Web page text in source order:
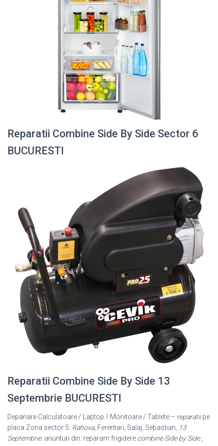
Reparatii Combine Side By Side Sector 6
BUCURESTI
Reparatii Combine Side By Side 13
Septembrie BUCURESTI
Depanare Calculatoare / Laptop / Monitoare / Tablete – reparatiipe
placa Zona sector 5: Rahova, Ferentari, Salaj, Sebastian,
13
Septembrie. anunturi din: reparam frigidere combine Side by Side,